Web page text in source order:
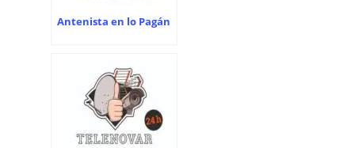
Antenista en lo Pagán